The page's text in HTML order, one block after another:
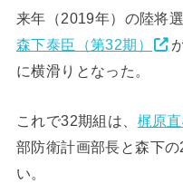
来年（2019年）の陸将
森下泰臣（第32期）
に横滑りとなった。
これで32期組は、 梶原
部防衛計画部長と森下
い。